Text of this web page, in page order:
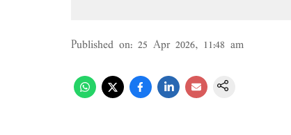
Published on: 25 Apr 2026, 11:48 am